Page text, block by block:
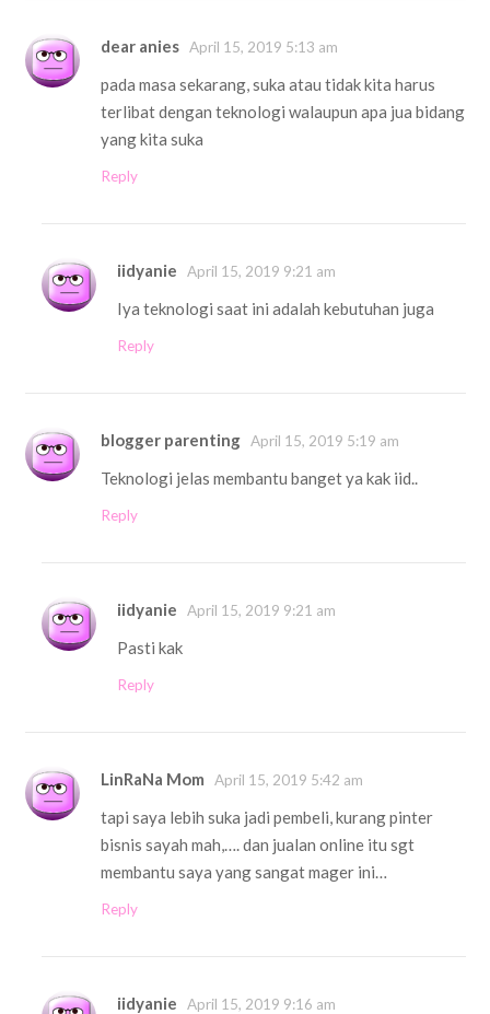
dear anies April 15, 2019 5:13 am
pada masa sekarang, suka atau tidak kita harus
terlibat dengan teknologi walaupun apa jua bidang
yang kita suka
Reply
iidyanie April 15, 2019 9:21 am
Iya teknologi saat ini adalah kebutuhan juga
Reply
blogger parenting April 15, 2019 5:19 am
Teknologi jelas membantu banget ya kak iid..
Reply
iidyanie April 15, 2019 9:21 am
Pasti kak
Reply
LinRaNa Mom April 15, 2019 5:42 am
tapi saya lebih suka jadi pembeli, kurang pinter
bisnis sayah mah,…. dan jualan online itu sgt
membantu saya yang sangat mager ini…
Reply
iidyanie April 15, 2019 9:16 am